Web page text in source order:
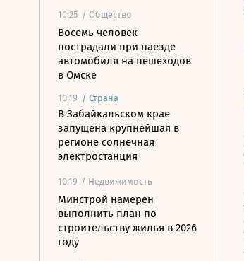
10:25 / Общество
Восемь человек
пострадали при наезде
автомобиля на пешеходов
в Омске
10:19 / Страна
В Забайкальском крае
запущена крупнейшая в
регионе солнечная
электростанция
10:19 / Недвижимость
Минстрой намерен
выполнить план по
строительству жилья в 2026
году